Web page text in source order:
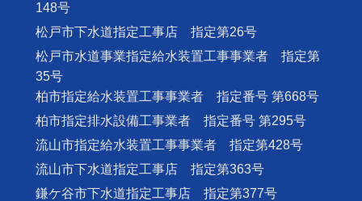
148号
松戸市下水道指定工事店 指定第26号
松戸市水道事業指定給水装置工事事業者 指定第
35号
柏市指定給水装置工事事業者 指定番号 第668号
柏市指定排水設備工事業者 指定番号 第295号
流山市指定給水装置工事事業者 指定第428号
流山市下水道指定工事店 指定第363号
鎌ケ谷市下水道指定工事店 指定第377号